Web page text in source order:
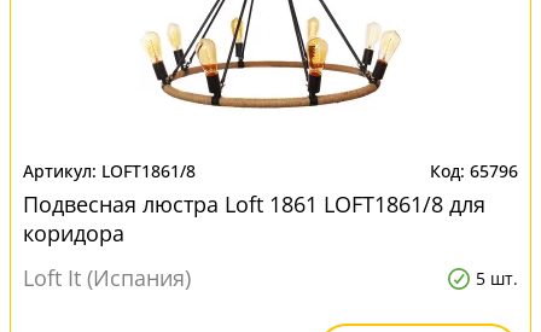
LOFT1861/8 65796
Подвесная люстра Loft 1861 LOFT1861/8 для
коридора
Loft It (Испания)
5 шт.